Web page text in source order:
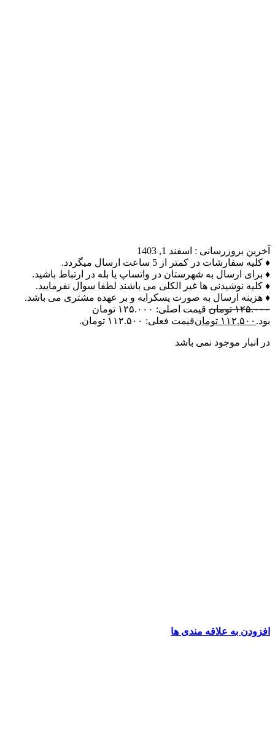
آخرین بروزرسانی : اسفند 1, 1403
♦ کلیه سفارشات در کمتر از 5 ساعت ارسال میگردد.
♦ برای ارسال به شهرستان در واتساپ یا بله در ارتباط باشید.
♦ کلیه نوشیدنی ها غیر الکلی می باشند لطفا سوال نفرمایید.
♦ هزینه ارسال به صورت پسکرایه و بر عهده مشتری می باشد.
۱۲۵.۰۰۰ تومان
قیمت اصلی: ۱۲۵.۰۰۰ تومان
بود. ۱۱۲.۵۰۰ تومانقیمت فعلی: ۱۱۲.۵۰۰ تومان.
در انبار موجود نمی باشد
افزودن به علاقه مندی ها